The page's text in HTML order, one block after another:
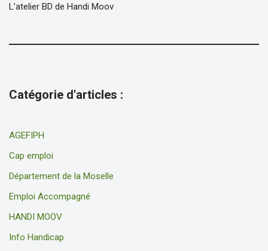
L’atelier BD de Handi Moov
Catégorie d'articles :
AGEFIPH
Cap emploi
Département de la Moselle
Emploi Accompagné
HANDI MOOV
Info Handicap